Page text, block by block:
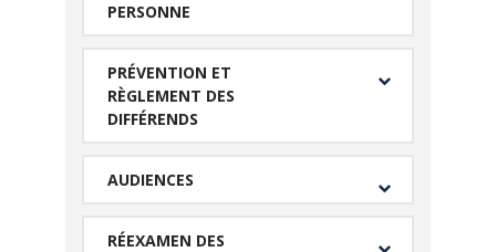
PERSONNE
PRÉVENTION ET
RÈGLEMENT DES
DIFFÉRENDS
AUDIENCES
RÉEXAMEN DES